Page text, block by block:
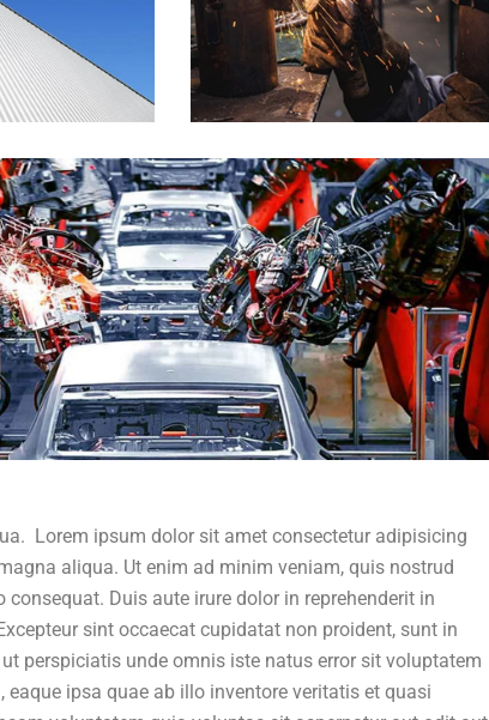
Lorem ipsum dolor sit amet consectetur adipisicing
aliqua. Ut enim ad minim veniam, quis nostrud
Duis aute irure dolor in reprehenderit in
sint occaecat cupidatat non proident, sunt in
perspiciatis unde omnis iste natus error sit voluptatem
ipsa quae ab illo inventore veritatis et quasi